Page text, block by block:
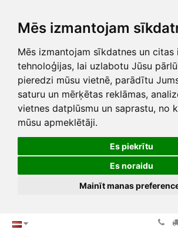
Mēs izmantojam
Mēs izmantojam sīkdatnes un citas
tehnoloģijas, lai uzlabotu Jūsu
pieredzi mūsu vietnē, parādītu
saturu un mērķētas reklāmas,
vietnes datplūsmu un saprastu, no
mūsu apmeklētāji.
Es piekrītu
Es noraidu
Mainīt manas